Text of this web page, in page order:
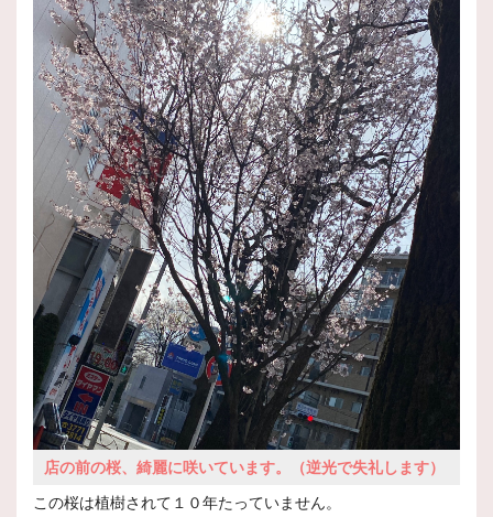
店の前の桜、綺麗に咲いています。（逆光で失礼します）
この桜は植樹されて１０年たっていません。